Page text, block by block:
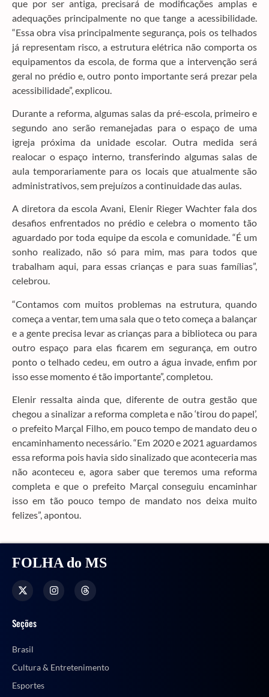
que por ser antiga, precisará de modificações amplas e
adequações principalmente no que tange a acessibilidade.
“Essa obra visa principalmente segurança, pois os telhados
já representam risco, a estrutura elétrica não comporta os
equipamentos da escola, de forma que a intervenção será
geral no prédio e, outro ponto importante será prezar pela
acessibilidade”, explicou.
Durante a reforma, algumas salas da pré-escola, primeiro e
segundo ano serão remanejadas para o espaço de uma
igreja próxima da unidade escolar. Outra medida será
realocar o espaço interno, transferindo algumas salas de
aula temporariamente para os locais que atualmente são
administrativos, sem prejuízos a continuidade das aulas.
A diretora da escola Avani, Elenir Rieger Wachter fala dos
desafios enfrentados no prédio e celebra o momento tão
aguardado por toda equipe da escola e comunidade. “É um
sonho realizado, não só para mim, mas para todos que
trabalham aqui, para essas crianças e para suas famílias”,
celebrou.
“Contamos com muitos problemas na estrutura, quando
começa a ventar, tem uma sala que o teto começa a balançar
e a gente precisa levar as crianças para a biblioteca ou para
outro espaço para elas ficarem em segurança, em outro
ponto o telhado cedeu, em outro a água invade, enfim por
isso esse momento é tão importante”, completou.
Elenir ressalta ainda que, diferente de outra gestão que
chegou a sinalizar a reforma completa e não ‘tirou do papel’,
o prefeito Marçal Filho, em pouco tempo de mandato deu o
encaminhamento necessário. “Em 2020 e 2021 aguardamos
essa reforma pois havia sido sinalizado que aconteceria mas
não aconteceu e, agora saber que teremos uma reforma
completa e que o prefeito Marçal conseguiu encaminhar
isso em tão pouco tempo de mandato nos deixa muito
felizes”, apontou.
FOLHA do MS
Seções
Brasil
Cultura & Entretenimento
Esportes